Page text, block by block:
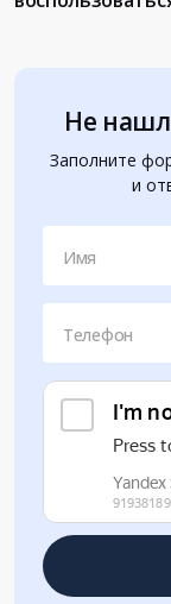
Не
Заполните
и
Имя
Телефон